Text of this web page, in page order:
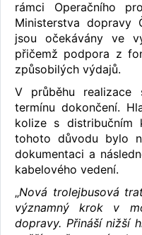
rámci Operačního
Ministerstva dopravy
jsou očekávány ve
přičemž podpora z
způsobilých výdajů.
V průběhu realizace
termínu dokončení.
kolize s distribučním
tohoto důvodu bylo
dokumentaci a
kabelového vedení.
„Nová trolejbusová
významný krok v
dopravy. Přináší nižší